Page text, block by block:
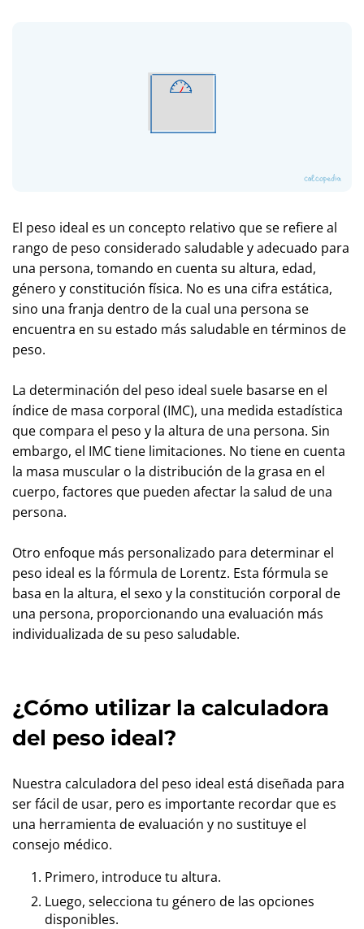
El peso ideal es un concepto relativo que se refiere al
rango de peso considerado saludable y adecuado para
una persona, tomando en cuenta su altura, edad,
género y constitución física. No es una cifra estática,
sino una franja dentro de la cual una persona se
encuentra en su estado más saludable en términos de
peso.
La determinación del peso ideal suele basarse en el
índice de masa corporal (IMC), una medida estadística
que compara el peso y la altura de una persona. Sin
embargo, el IMC tiene limitaciones. No tiene en cuenta
la masa muscular o la distribución de la grasa en el
cuerpo, factores que pueden afectar la salud de una
persona.
Otro enfoque más personalizado para determinar el
peso ideal es la fórmula de Lorentz. Esta fórmula se
basa en la altura, el sexo y la constitución corporal de
una persona, proporcionando una evaluación más
individualizada de su peso saludable.
¿Cómo utilizar la calculadora
del peso ideal?
Nuestra calculadora del peso ideal está diseñada para
ser fácil de usar, pero es importante recordar que es
una herramienta de evaluación y no sustituye el
consejo médico.
Primero, introduce tu altura.
Luego, selecciona tu género de las opciones
disponibles.